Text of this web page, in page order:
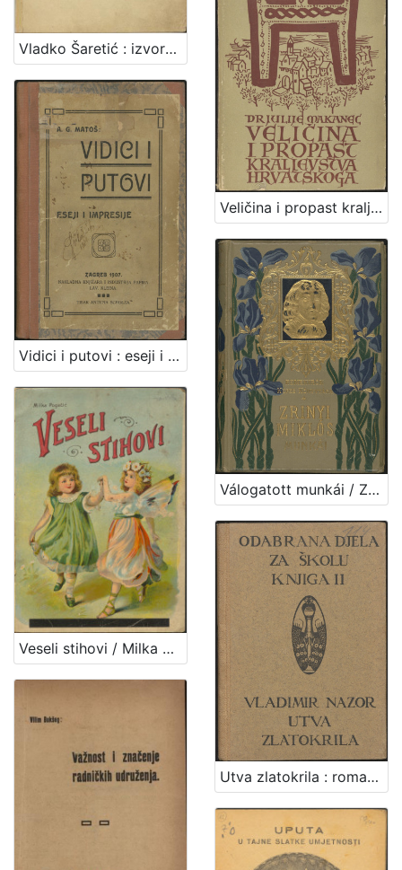
Vladko Šaretić : izvorna pripoviest iz zagrebačkoga života / napisala Zagorka
Vidici i putovi : eseji i impresije / A. G. Matoš
Veseli stihovi / Milka Pogačić
Veličina i propast kraljevstva hrvatskoga / Julije Makanec
Válogatott munkái / Zrinyi Miklós ; bevezetéssel és jegyzetekkel ellátta Négyes László
Utva zlatokrila : romantički ep u 5 pjevanja / Vladimir Nazor ; uvod napisao A. Bazala